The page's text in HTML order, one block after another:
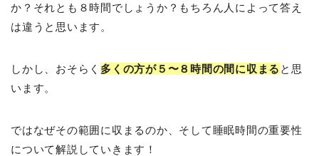
か？それとも８時間でしょうか？もちろん人によって答え
は違うと思います。
しかし、おそらく 多くの方が５〜８時間の間に収まる と思
います。
ではなぜその範囲に収まるのか、そして睡眠時間の重要性
について解説していきます！